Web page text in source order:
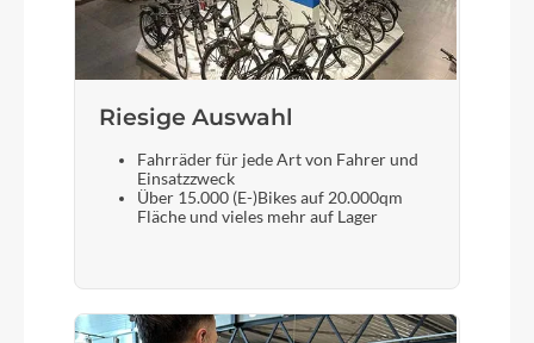
Riesige Auswahl
Fahrräder für jede Art von Fahrer und
Einsatzzweck
Über 15.000 (E-)Bikes auf 20.000qm
Fläche und vieles mehr auf Lager